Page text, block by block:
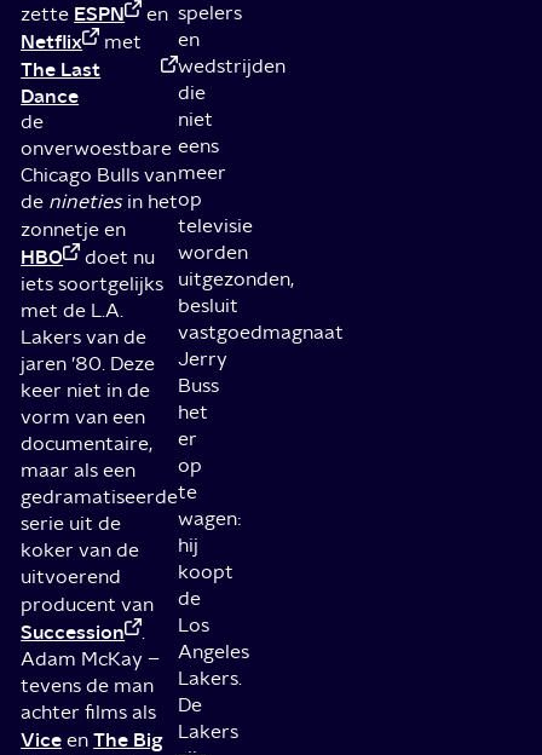
zette ESPN en
Netflix met
The Last
Dance
de
onverwoestbare
Chicago Bulls van
de ninetiesin het
zonnetje en
HBO
doet nu
iets soortgelijks
met de L.A.
Lakers van de
jaren ’80. Deze
keer niet in de
vorm van een
documentaire,
maar als een
gedramatiseerde
serie uit de
koker van de
uitvoerend
producent van
Succession
.
Adam McKay –
tevens de man
achter films als
Vice enThe Big
spelers
en
wedstrijden
die
niet
eens
meer
op
televisie
worden
uitgezonden,
besluit
vastgoedmagnaat
Jerry
Buss
het
er
op
te
wagen:
hij
koopt
de
Los
Angeles
Lakers.
De
Lakers